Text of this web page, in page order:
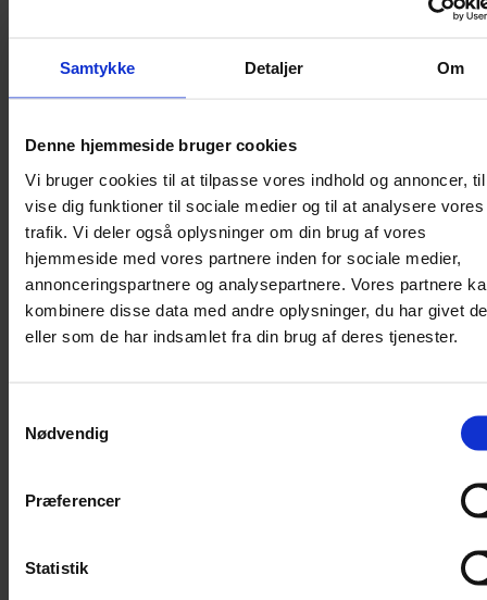
Samtykke Detaljer Om
Denne hjemmeside bruger cookies
Vi bruger cookies til at tilpasse vores indhold og annoncer,
vise dig funktioner til sociale medier og til at analysere vores
trafik. Vi deler også oplysninger om din brug af vores
hjemmeside med vores partnere inden for sociale medier,
annonceringspartnere og analysepartnere. Vores partnere
kombinere disse data med andre oplysninger, du har givet
eller som de har indsamlet fra din brug af deres tjenester.
Nødvendig
Præferencer
Statistik
Indland
Tusindvis af danske
refusion, efter at en
nedrevet køreledning
standsede togtrafikken
søndag.
DSB melder ud:
Så mange har
efter kaos
Indland
allerede søgt om
kompensation efter det